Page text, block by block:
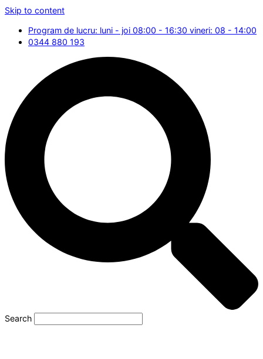
Skip to content
Program de lucru: luni - joi 08:00 - 16:30 vineri: 08 - 14:00
0344 880 193
Search